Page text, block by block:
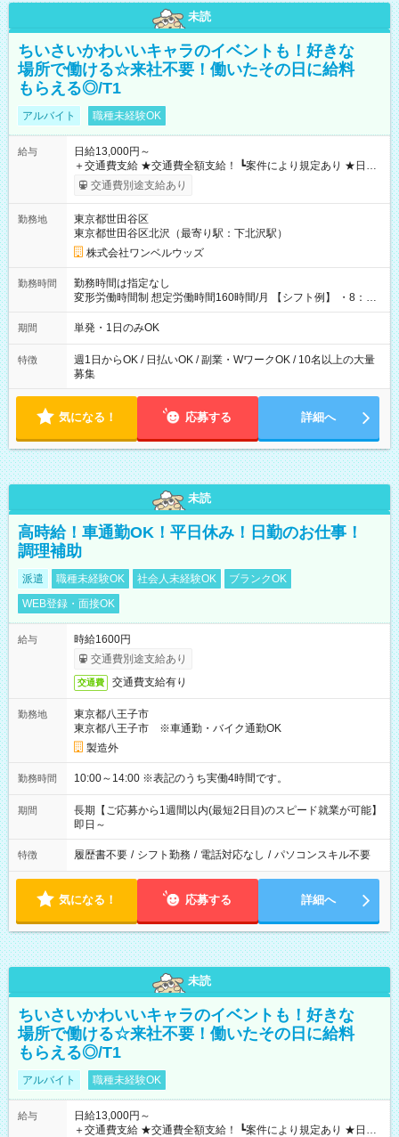
未読
ちいさいかわいいキャラのイベントも！好きな
場所で働ける☆来社不要！働いたその日に給料
もらえる◎/T1
アルバイト 職種未経験OK
給与
日給13,000円～
＋交通費支給 ★交通費全額支給！ ┗案件により規定あり ★日払
いOK！（規定あり） ┗働いたその日に現金GET♪ お仕事後はコ
ンビニATMから 日払い分を引き落とせます！ 【試用期間】試
交通費別途支給あり
勤務地
東京都世田谷区
東京都世田谷区北沢（最寄り駅：下北沢駅）
株式会社ワンベルウッズ
勤務時間
勤務時間は指定なし
変形労働時間制 想定労働時間160時間/月 【シフト例】 ・8：00
～21：00
期間 単発・1日のみOK
特徴
週1日からOK / 日払いOK / 副業・WワークOK / 10名以上の大量
募集
気になる！ 応募する 詳細へ
未読
高時給！車通勤OK！平日休み！日勤のお仕事！
調理補助
派遣 職種未経験OK 社会人未経験OK
ブランクOK
WEB登録・面接OK
給与
時給1600円
交通費別途支給あり
交通費 交通費支給有り
勤務地
東京都八王子市
東京都八王子市 ※車通勤・バイク通勤OK
製造外
勤務時間 10:00～14:00 ※表記のうち実働4時間です。
期間
長期【ご応募から1週間以内(最短2日目)のスピード就業が可能】
即日～
特徴 履歴書不要 / シフト勤務 / 電話対応なし / パソコンスキル不要
気になる！ 応募する 詳細へ
未読
ちいさいかわいいキャラのイベントも！好きな
場所で働ける☆来社不要！働いたその日に給料
もらえる◎/T1
アルバイト 職種未経験OK
給与
日給13,000円～
＋交通費支給 ★交通費全額支給！ ┗案件により規定あり ★日払